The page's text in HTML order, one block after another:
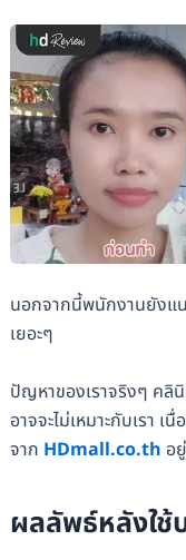
นอกจากนี้พนักงานยังแน
เยอะๆ
ปัญหาของเราจริงๆ คลินิ
อาจจะไม่เหมาะกับเรา
จาก HDmall.co.th อ
ผลลัพธ์หลังใช้